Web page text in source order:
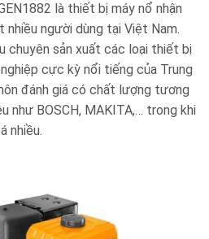
là thiết bị máy nổ nhận
người dùng tại Việt Nam.
chuyên sản xuất các loại thiết bị
cực kỳ nổi tiếng của Trung
đánh giá có chất lượng tương
như BOSCH, MAKITA,… trong khi
nhiều.